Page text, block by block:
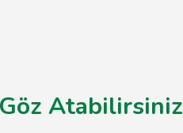
Atabilirsiniz